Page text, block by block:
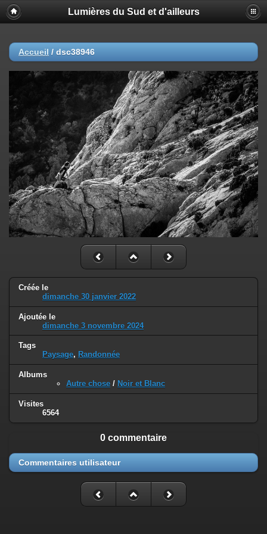
Lumières du Sud et d'ailleurs
Accueil / dsc38946
Créée le
dimanche 30 janvier 2022
Ajoutée le
dimanche 3 novembre 2024
Tags
Paysage, Randonnée
Albums
Autre chose / Noir et Blanc
Visites
6564
0 commentaire
Commentaires utilisateur